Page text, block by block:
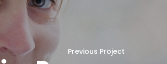
Previous Project